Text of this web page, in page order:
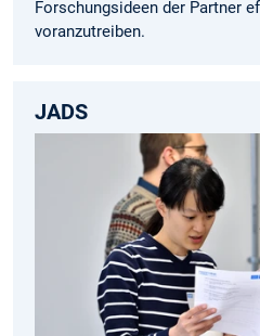
Forschungsideen der Partner
voranzutreiben.
JADS